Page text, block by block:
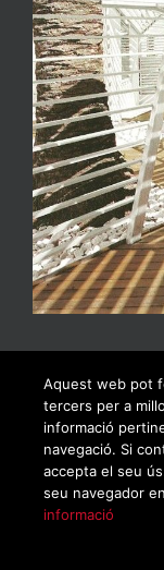
© Copyrigh 2019 |
Aquest web pot
tercers per a
informació
navegació. Si
accepta el seu
seu navegador
informació